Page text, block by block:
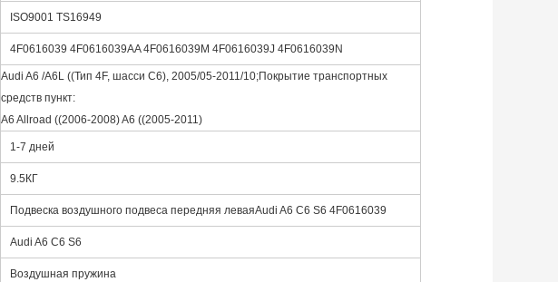
ISO9001 TS16949
4F0616039 4F0616039AA 4F0616039M 4F0616039J 4F0616039N
Audi A6 /A6L ((Тип 4F, шасси C6), 2005/05-2011/10;Покрытие транспортных
средств пункт:
A6 Allroad ((2006-2008) A6 ((2005-2011)
1-7 дней
9.5 КГ
Подвеска воздушного подвеса передняя леваяAudi A6 C6 S6 4F0616039
Audi A6 C6 S6
Воздушная пружина